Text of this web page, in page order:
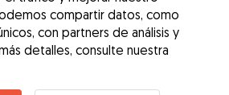
compartir datos, como
con partners de análisis y
detalles, consulte nuestra